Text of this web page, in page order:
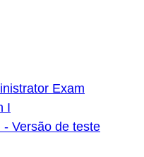
Exam
I
Versão de teste